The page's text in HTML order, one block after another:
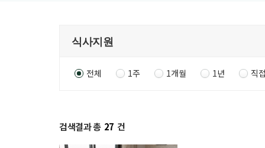
전체 1주 1개월 1년 직
검색결과 총 27 건